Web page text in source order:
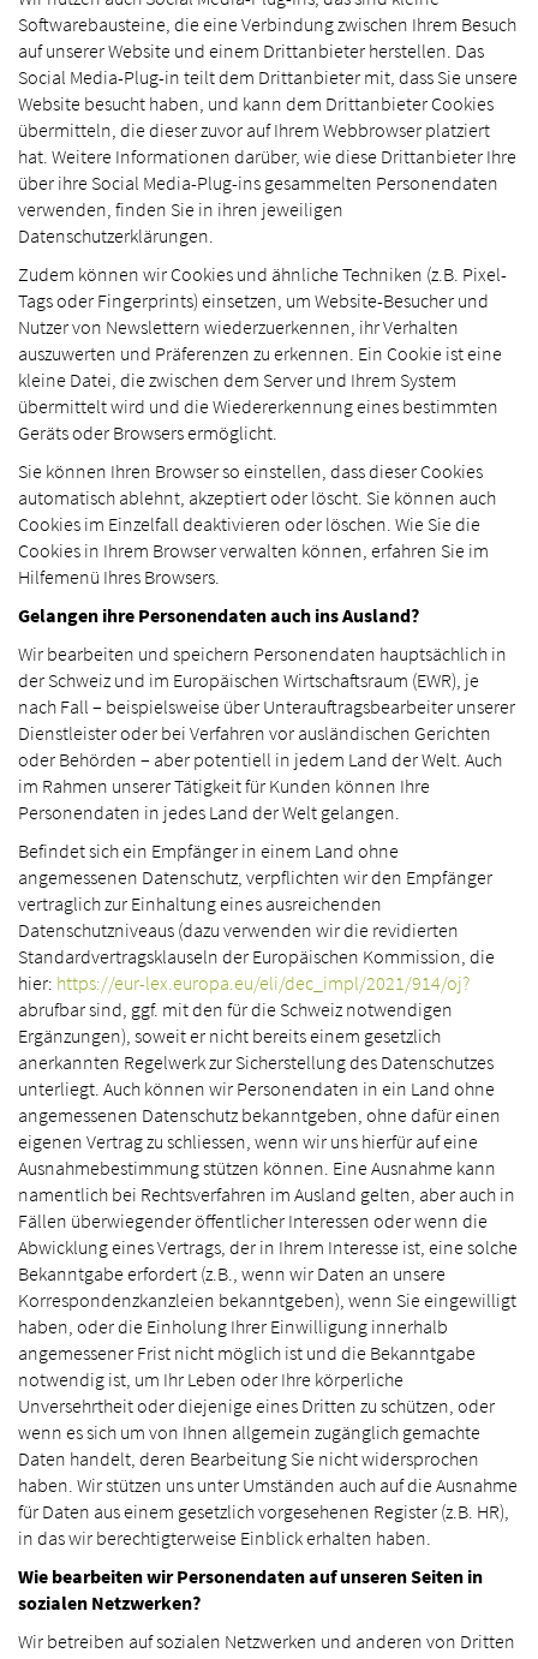
Softwarebausteine, die eine Verbindung zwischen Ihrem Besuch
auf unserer Website und einem Drittanbieter herstellen. Das
Social Media-Plug-in teilt dem Drittanbieter mit, dass Sie unsere
Website besucht haben, und kann dem Drittanbieter Cookies
übermitteln, die dieser zuvor auf Ihrem Webbrowser platziert
hat. Weitere Informationen darüber, wie diese Drittanbieter Ihre
über ihre Social Media-Plug-ins gesammelten Personendaten
verwenden, finden Sie in ihren jeweiligen
Datenschutzerklärungen.
Zudem können wir Cookies und ähnliche Techniken (z.B. Pixel-
Tags oder Fingerprints) einsetzen, um Website-Besucher und
Nutzer von Newslettern wiederzuerkennen, ihr Verhalten
auszuwerten und Präferenzen zu erkennen. Ein Cookie ist eine
kleine Datei, die zwischen dem Server und Ihrem System
übermittelt wird und die Wiedererkennung eines bestimmten
Geräts oder Browsers ermöglicht.
Sie können Ihren Browser so einstellen, dass dieser Cookies
automatisch ablehnt, akzeptiert oder löscht. Sie können auch
Cookies im Einzelfall deaktivieren oder löschen. Wie Sie die
Cookies in Ihrem Browser verwalten können, erfahren Sie im
Hilfemenü Ihres Browsers.
Gelangen ihre Personendaten auch ins Ausland?
Wir bearbeiten und speichern Personendaten hauptsächlich in
der Schweiz und im Europäischen Wirtschaftsraum (EWR), je
nach Fall – beispielsweise über Unterauftragsbearbeiter unserer
Dienstleister oder bei Verfahren vor ausländischen Gerichten
oder Behörden – aber potentiell in jedem Land der Welt. Auch
im Rahmen unserer Tätigkeit für Kunden können Ihre
Personendaten in jedes Land der Welt gelangen.
Befindet sich ein Empfänger in einem Land ohne
angemessenen Datenschutz, verpflichten wir den Empfänger
vertraglich zur Einhaltung eines ausreichenden
Datenschutzniveaus (dazu verwenden wir die revidierten
Standardvertragsklauseln der Europäischen Kommission, die
hier: https://eur-lex.europa.eu/eli/dec_impl/2021/914/oj?
abrufbar sind, ggf. mit den für die Schweiz notwendigen
Ergänzungen), soweit er nicht bereits einem gesetzlich
anerkannten Regelwerk zur Sicherstellung des Datenschutzes
unterliegt. Auch können wir Personendaten in ein Land ohne
angemessenen Datenschutz bekanntgeben, ohne dafür einen
eigenen Vertrag zu schliessen, wenn wir uns hierfür auf eine
Ausnahmebestimmung stützen können. Eine Ausnahme kann
namentlich bei Rechtsverfahren im Ausland gelten, aber auch in
Fällen überwiegender öffentlicher Interessen oder wenn die
Abwicklung eines Vertrags, der in Ihrem Interesse ist, eine solche
Bekanntgabe erfordert (z.B., wenn wir Daten an unsere
Korrespondenzkanzleien bekanntgeben), wenn Sie eingewilligt
haben, oder die Einholung Ihrer Einwilligung innerhalb
angemessener Frist nicht möglich ist und die Bekanntgabe
notwendig ist, um Ihr Leben oder Ihre körperliche
Unversehrtheit oder diejenige eines Dritten zu schützen, oder
wenn es sich um von Ihnen allgemein zugänglich gemachte
Daten handelt, deren Bearbeitung Sie nicht widersprochen
haben. Wir stützen uns unter Umständen auch auf die Ausnahme
für Daten aus einem gesetzlich vorgesehenen Register (z.B. HR),
in das wir berechtigterweise Einblick erhalten haben.
Wie bearbeiten wir Personendaten auf unseren Seiten in
sozialen Netzwerken?
Wir betreiben auf sozialen Netzwerken und anderen von Dritten